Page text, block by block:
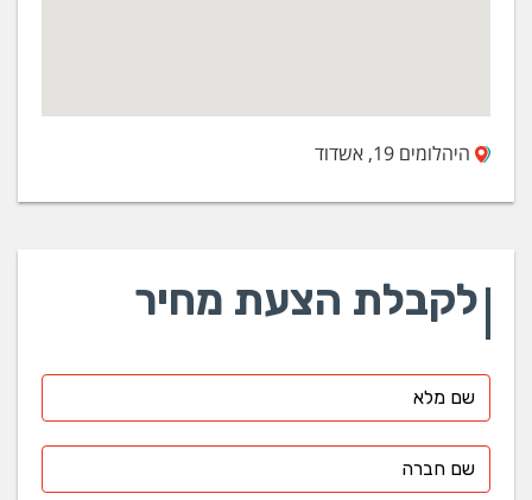
היהלומים 19, אשדוד
לקבלת הצעת מחיר